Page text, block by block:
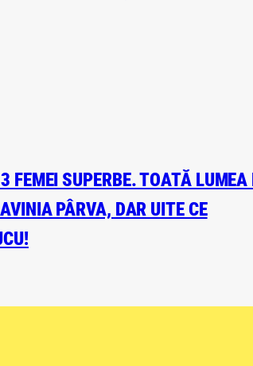
FEMEI SUPERBE. TOATĂ LUMEA
PÂRVA, DAR UITE CE